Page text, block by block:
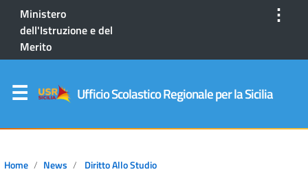
Ministero
dell'Istruzione e del
Merito
⋮
Ufficio Scolastico Regionale per la Sicilia
Home News Diritto Allo Studio